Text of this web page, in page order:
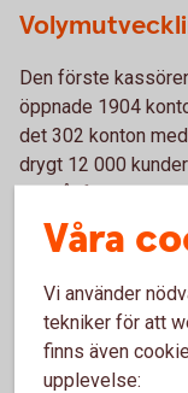
Den förste
öppnade 1904
det 302 konton
drygt 12 000
uppgår för
uppgår till 4,0
Vår filosofi
Redan då banken
lokalt förankrad
Våra
Vi använder
tekniker för att
finns även
upplevelse: